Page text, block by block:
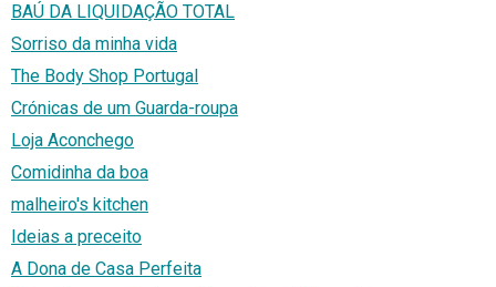
BAÚ DA LIQUIDAÇÃO TOTAL
Sorriso da minha vida
The Body Shop Portugal
Crónicas de um Guarda-roupa
Loja Aconchego
Comidinha da boa
malheiro's kitchen
Ideias a preceito
A Dona de Casa Perfeita